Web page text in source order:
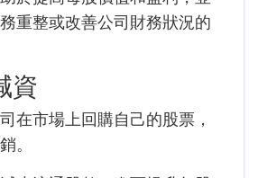
重整或改善公司財務狀況的
資
在市場上回購自己的股票，
。